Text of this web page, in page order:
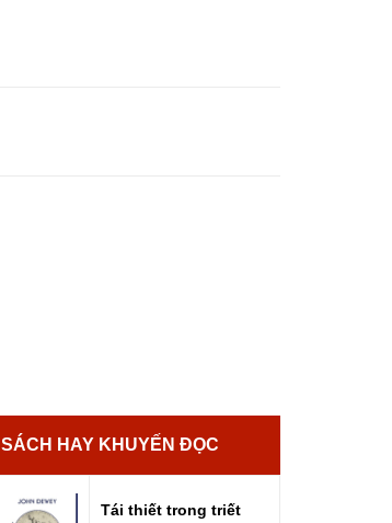
SÁCH HAY KHUYẾN ĐỌC
Tái thiết trong triết